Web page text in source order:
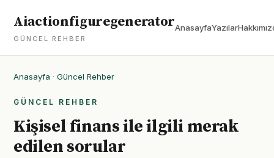
Aiactionfiguregenerator
GÜNCEL REHBER
AnasayfaYazılar
Anasayfa · Güncel Rehber
GÜNCEL REHBER
Kişisel finans ile ilgili merak
edilen sorular